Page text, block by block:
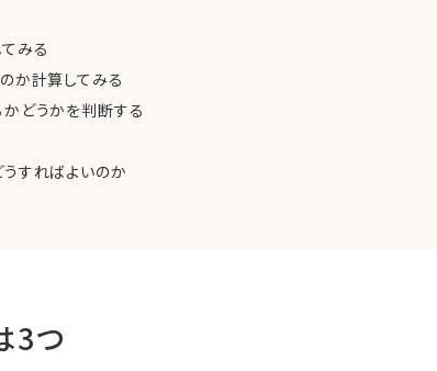
みる
か計算してみる
どうかを判断する
すればよいのか
3つ